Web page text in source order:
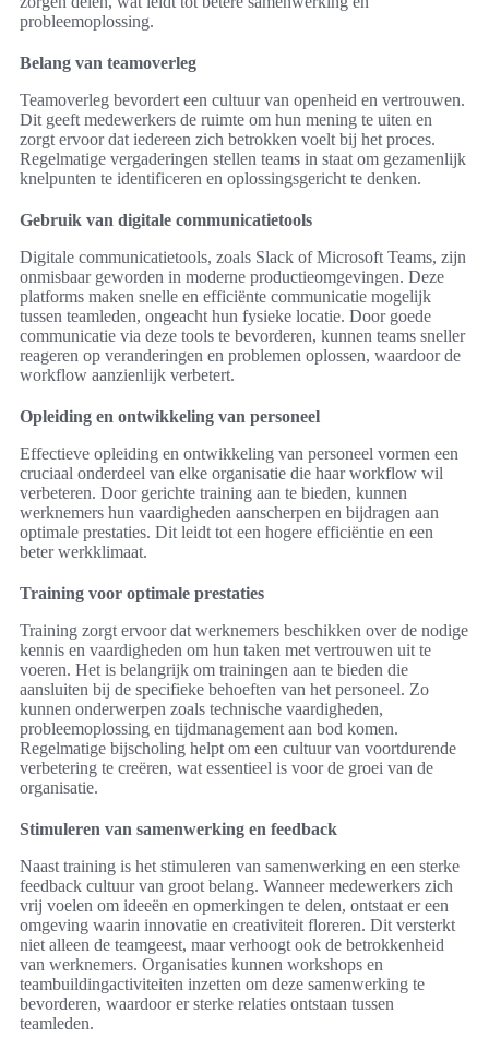
probleemoplossing.
Belang van teamoverleg
Teamoverleg bevordert een cultuur van openheid en vertrouwen.
Dit geeft medewerkers de ruimte om hun mening te uiten en
zorgt ervoor dat iedereen zich betrokken voelt bij het proces.
Regelmatige vergaderingen stellen teams in staat om gezamenlijk
knelpunten te identificeren en oplossingsgericht te denken.
Gebruik van digitale communicatietools
Digitale communicatietools, zoals Slack of Microsoft Teams, zijn
onmisbaar geworden in moderne productieomgevingen. Deze
platforms maken snelle en efficiënte communicatie mogelijk
tussen teamleden, ongeacht hun fysieke locatie. Door goede
communicatie via deze tools te bevorderen, kunnen teams sneller
reageren op veranderingen en problemen oplossen, waardoor de
workflow aanzienlijk verbetert.
Opleiding en ontwikkeling van personeel
Effectieve opleiding en ontwikkeling van personeel vormen een
cruciaal onderdeel van elke organisatie die haar workflow wil
verbeteren. Door gerichte training aan te bieden, kunnen
werknemers hun vaardigheden aanscherpen en bijdragen aan
optimale prestaties. Dit leidt tot een hogere efficiëntie en een
beter werkklimaat.
Training voor optimale prestaties
Training zorgt ervoor dat werknemers beschikken over de nodige
kennis en vaardigheden om hun taken met vertrouwen uit te
voeren. Het is belangrijk om trainingen aan te bieden die
aansluiten bij de specifieke behoeften van het personeel. Zo
kunnen onderwerpen zoals technische vaardigheden,
probleemoplossing en tijdmanagement aan bod komen.
Regelmatige bijscholing helpt om een cultuur van voortdurende
verbetering te creëren, wat essentieel is voor de groei van de
organisatie.
Stimuleren van samenwerking en feedback
Naast training is het stimuleren van samenwerking en een sterke
feedback cultuur van groot belang. Wanneer medewerkers zich
vrij voelen om ideeën en opmerkingen te delen, ontstaat er een
omgeving waarin innovatie en creativiteit floreren. Dit versterkt
niet alleen de teamgeest, maar verhoogt ook de betrokkenheid
van werknemers. Organisaties kunnen workshops en
teambuildingactiviteiten inzetten om deze samenwerking te
bevorderen, waardoor er sterke relaties ontstaan tussen
teamleden.